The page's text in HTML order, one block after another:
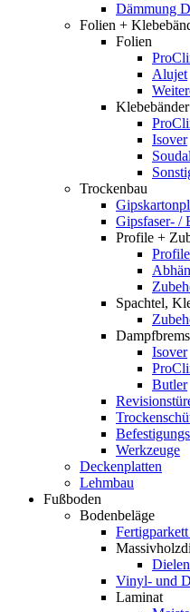
Dämmung
Folien +
Folien
Alujet
Isover
Soudal
Trockenbau
Gipsfaser- /
Profile +
Profile
Spachtel,
Isover
Butler
Werkzeuge
Deckenplatten
Lehmbau
Fußboden
Bodenbeläge
Vinyl- und
Laminat